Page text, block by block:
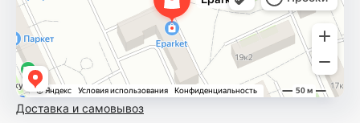
Доставка и самовывоз